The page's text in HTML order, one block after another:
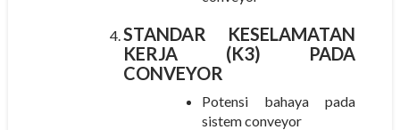
STANDAR KESELAMATAN
KERJA (K3) PADA
CONVEYOR
Potensi bahaya pada
sistem conveyor